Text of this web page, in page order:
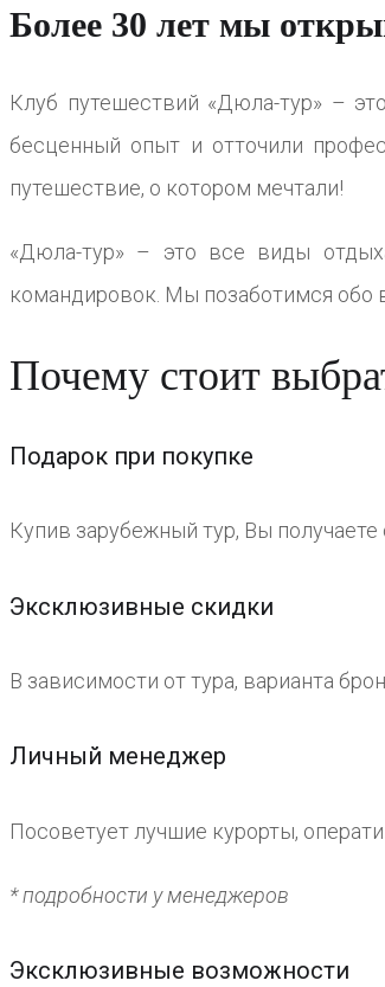
Более 30 лет мы
Клуб путешествий «Дюла-тур» –
бесценный опыт и отточили
путешествие, о котором мечтали!
«Дюла-тур» – это все виды
командировок. Мы позаботимся обо
Почему стоит
Подарок при покупке
Купив зарубежный тур, Вы
Эксклюзивные скидки
В зависимости от тура, варианта
Личный менеджер
Посоветует лучшие курорты,
* подробности у менеджеров
Эксклюзивные возможности